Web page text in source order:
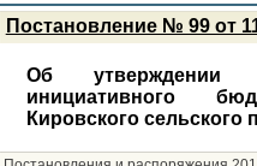
Постановление № 99 от
Об утверждении
инициативного
Кировского сельского